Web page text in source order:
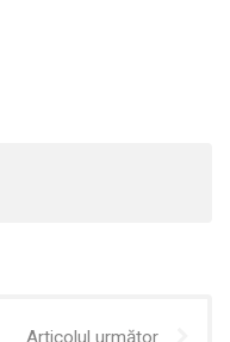
Articolul următor